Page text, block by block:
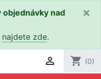
objednávky nad
najdete zde.
×
 shopping_cart (0)